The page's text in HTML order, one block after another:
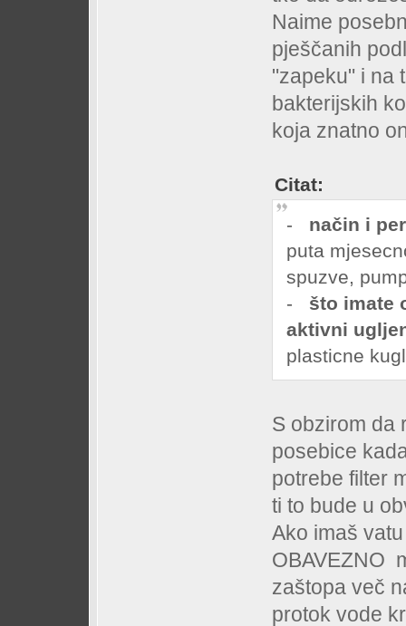
Naime
pješčanih
"zapeku" i na
bakterijskih
koja znatno
Citat:
- način i
puta
spuzve,
- što imate
aktivni
plasticne
S obzirom da
posebice
potrebe filter
ti to bude u
Ako imaš
OBAVEZNO
zaštopa več
protok vode